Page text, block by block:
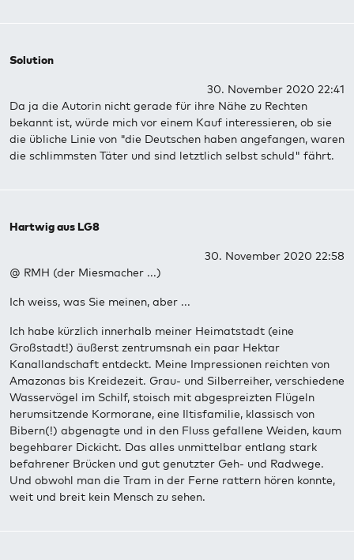
Solution
30. November 2020 22:41
Da ja die Autorin nicht gerade für ihre Nähe zu Rechten
bekannt ist, würde mich vor einem Kauf interessieren, ob sie
die übliche Linie von "die Deutschen haben angefangen, waren
die schlimmsten Täter und sind letztlich selbst schuld" fährt.
Hartwig aus LG8
30. November 2020 22:58
@ RMH (der Miesmacher ...)
Ich weiss, was Sie meinen, aber ...
Ich habe kürzlich innerhalb meiner Heimatstadt (eine
Großstadt!) äußerst zentrumsnah ein paar Hektar
Kanallandschaft entdeckt. Meine Impressionen reichten von
Amazonas bis Kreidezeit. Grau- und Silberreiher, verschiedene
Wasservögel im Schilf, stoisch mit abgespreizten Flügeln
herumsitzende Kormorane, eine Iltisfamilie, klassisch von
Bibern(!) abgenagte und in den Fluss gefallene Weiden, kaum
begehbarer Dickicht. Das alles unmittelbar entlang stark
befahrener Brücken und gut genutzter Geh- und Radwege.
Und obwohl man die Tram in der Ferne rattern hören konnte,
weit und breit kein Mensch zu sehen.